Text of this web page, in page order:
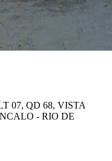
07, QD 68, VISTA
- RIO DE